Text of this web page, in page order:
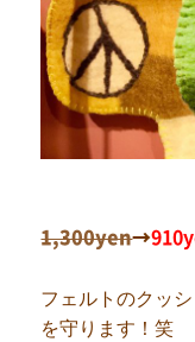
1,300yen→
フェルトのクッ
を守ります！笑